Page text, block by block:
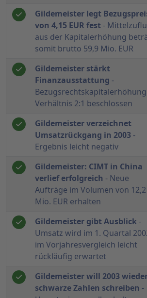
Gildemeister legt
von 4,15 EUR fest-
aus der Kapitalerhöhung
somit brutto 59,9 Mio. EUR
Gildemeister stärkt
Finanzausstattung -
Verhältnis 2:1 beschlossen
Gildemeister verzeichnet
Umsatzrückgang in 2003-
Ergebnis leicht negativ
Gildemeister: CIMT in China
verlief erfolgreich - Neue
Aufträge im Volumen von 12,2
Mio. EUR erhalten
Gildemeister gibt Ausblick-
Umsatz wird im 1. Quartal
im Vorjahresvergleich leicht
rückläufig erwartet
Gildemeister will 2003
schwarze Zahlen schreiben -